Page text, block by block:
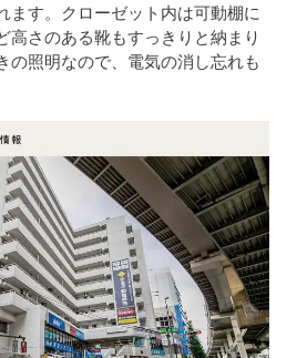
ます。クローゼット内は可動棚に
高さのある靴もすっきりと納まり
の照明なので、電気の消し忘れも